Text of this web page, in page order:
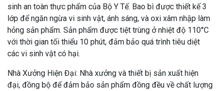
sinh an toàn thực phẩm của Bộ Y Tế. Bao bì được thiết kế 3
lớp để ngăn ngừa vi sinh vật, ánh sáng, và oxi xâm nhập làm
hỏng sản phẩm. Sản phẩm được tiệt trùng ở nhiệt độ 110°C
với thời gian tối thiểu 10 phút, đảm bảo quá trình tiêu diệt
các vi sinh vật có hại.
Nhà Xưởng Hiện Đại: Nhà xưởng và thiết bị sản xuất hiện
đại, đồng bộ để đảm bảo sản phẩm đồng đều về chất lượng